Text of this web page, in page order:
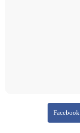
Facebook